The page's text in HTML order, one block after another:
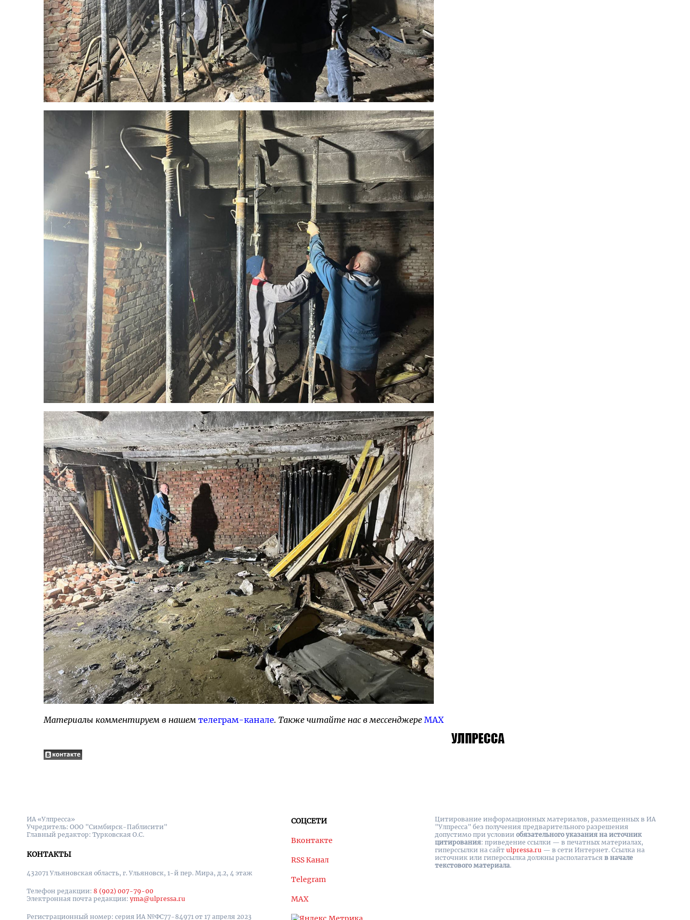
Материалы комментируем в нашем телеграм-канале. Также читайте нас в мессенджере MAX
ИА «Улпресса»
Учредитель: ООО "Симбирск-Паблисити"
Главный редактор: Турковская О.С.
КОНТАКТЫ
432071 Ульяновская область, г. Ульяновск, 1-й пер. Мира, д.2, 4 этаж
Телефон редакции: 8 (902) 007-79-00
Электронная почта редакции: yma@ulpressa.ru
Регистрационный номер: серия ИА №ФС77-84971 от 17 апреля 2023
СОЦСЕТИ
Вконтакте
RSS Канал
Telegram
MAX
Цитирование информационных материалов, размещенных в ИА
"Улпресса" без получения предварительного разрешения
допустимо при условии обязательного указания на источник
цитирования: приведение ссылки — в печатных материалах,
гиперссылки на cайт ulpressa.ru — в сети Интернет. Ссылка на
источник или гиперссылка должны располагаться в начале
текстового материала.